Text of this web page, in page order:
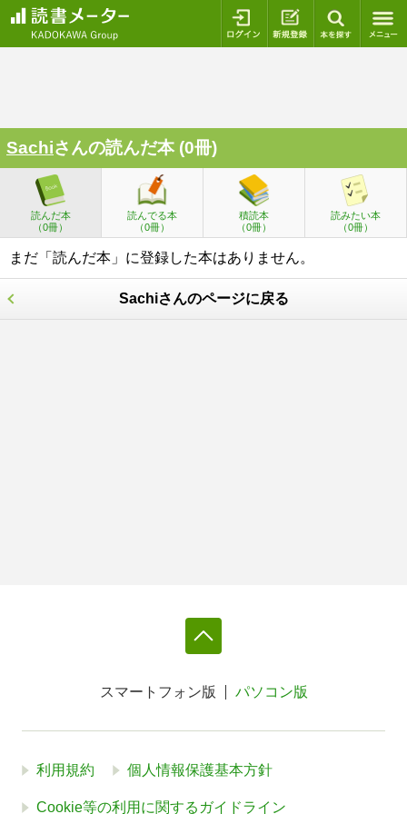
ログイン 新規登録
Sachiさんの読んだ本 (0冊)
読んだ本
（0冊）
読んでる本
（0冊）
積読本
（0冊）
読みたい本
（0冊）
まだ「読んだ本」に登録した本はありません。
Sachiさんのページに戻る
スマートフォン版 パソコン版
利用規約 個人情報保護基本方針
Cookie等の利用に関するガイドライン